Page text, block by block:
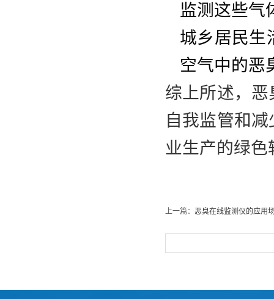
监测这些气
城乡居民生
空气中的恶
综上所述，
自我监管和
业生产的绿色
上一篇： 恶臭在线监测仪的应用